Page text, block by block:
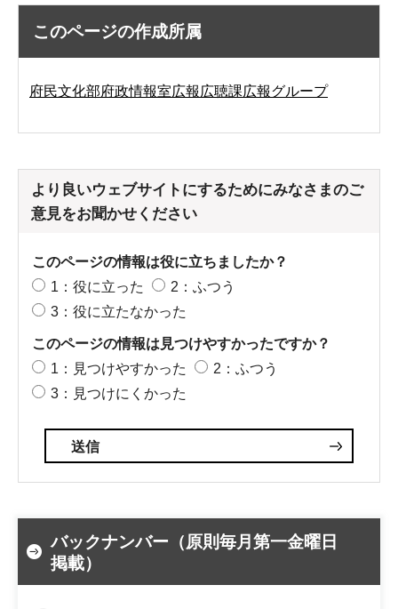
このページの作成所属
府民文化部府政情報室広報広聴課広報グループ
より良いウェブサイトにするためにみなさまのご
意見をお聞かせください
このページの情報は役に立ちましたか？
1：役に立った
2：ふつう
3：役に立たなかった
このページの情報は見つけやすかったですか？
1：見つけやすかった
2：ふつう
3：見つけにくかった
バックナンバー（原則毎月第一金曜日
掲載）